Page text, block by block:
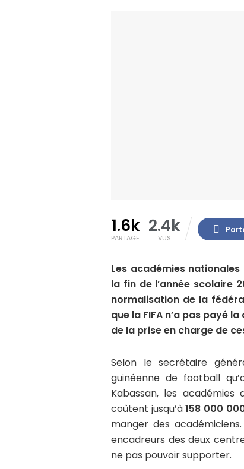
1.6k
PARTAGE
2.4k
VUS
Les académies
la fin de l’année scolaire
normalisation de la
que la FIFA n’a pas payé
de la prise en charge de
Selon le secrétaire
guinéenne de football
Kabassan, les
coûtent jusqu’à158 000
manger des
encadreurs des deux
ne pas pouvoir supporter.